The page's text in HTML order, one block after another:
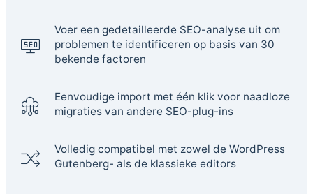
Voer een gedetailleerde SEO-analyse uit om
problemen te identificeren op basis van 30
bekende factoren
Eenvoudige import met één klik voor naadloze
migraties van andere SEO-plug-ins
Volledig compatibel met zowel de WordPress
Gutenberg- als de klassieke editors